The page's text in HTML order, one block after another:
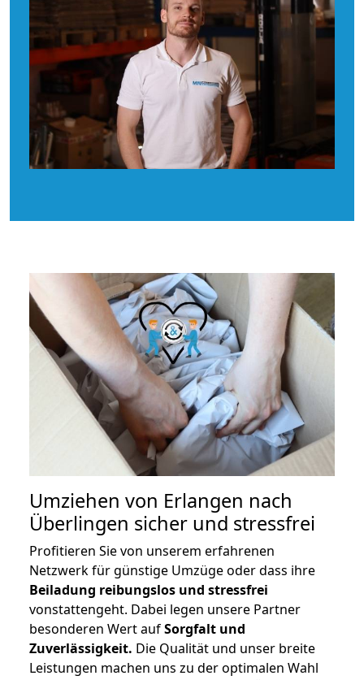
Umziehen von Erlangen nach
Überlingen sicher und stressfrei
Profitieren Sie von unserem erfahrenen
Netzwerk für günstige Umzüge oder dass ihre
Beiladung reibungslos und stressfrei
vonstattengeht. Dabei legen unsere Partner
besonderen Wert aufSorgfalt und
Zuverlässigkeit. Die Qualität und unser breite
Leistungen machen uns zu der optimalen Wahl